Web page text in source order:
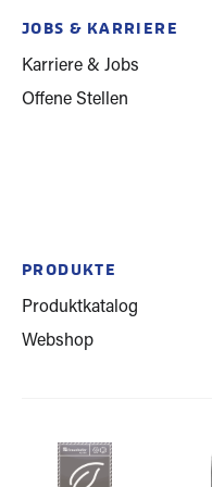
JOBS & KARRIERE
Karriere & Jobs
Offene Stellen
PRODUKTE
Produktkatalog
Webshop